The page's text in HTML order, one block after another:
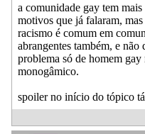
a comunidade gay tem
motivos que já falaram,
racismo é comum em
abrangentes também, e
problema só de homem
monogâmico.
spoiler no início do tópico